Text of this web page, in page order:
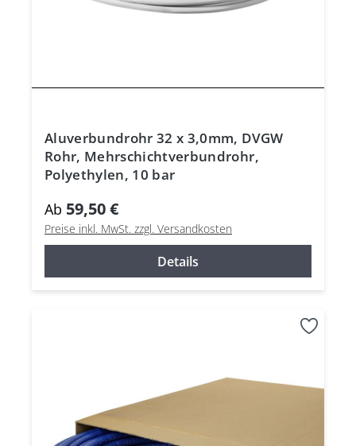
Aluverbundrohr 32 x 3,0mm, DVGW
Rohr, Mehrschichtverbundrohr,
Polyethylen, 10 bar
Ab 59,50 €
Preise inkl. MwSt. zzgl. Versandkosten
Details